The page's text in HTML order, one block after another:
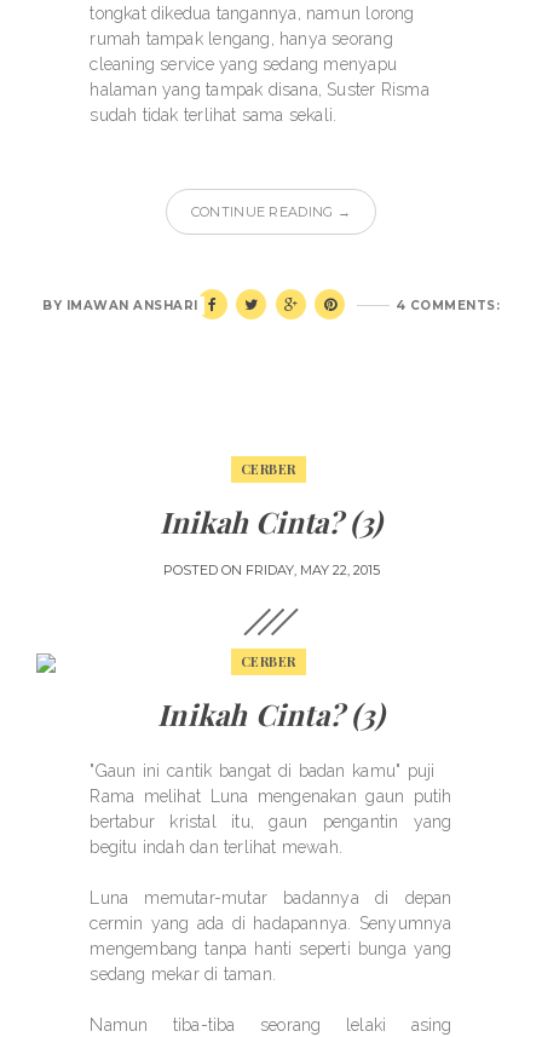
tongkat dikedua tangannya, namun lorong
rumah tampak lengang, hanya seorang
cleaning service yang sedang menyapu
halaman yang tampak disana, Suster Risma
sudah tidak terlihat sama sekali.
CONTINUE READING →
4 COMMENTS:
BY IMAWAN ANSHARI
CERBER
Inikah Cinta? (3)
POSTED ON FRIDAY, MAY 22, 2015
CERBER
Inikah Cinta? (3)
"Gaun ini cantik bangat di badan kamu" puji
Rama melihat Luna mengenakan gaun putih
bertabur kristal itu, gaun pengantin yang
begitu indah dan terlihat mewah.
Luna memutar-mutar badannya di depan
cermin yang ada di hadapannya. Senyumnya
mengembang tanpa hanti seperti bunga yang
sedang mekar di taman.
Namun tiba-tiba seorang lelaki asing